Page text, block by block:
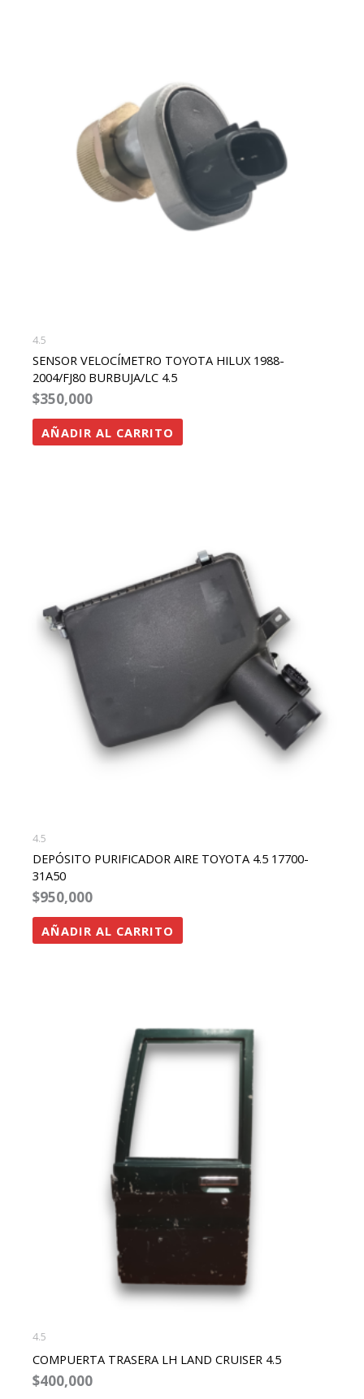
4.5
SENSOR VELOCÍMETRO TOYOTA HILUX 1988-
2004/FJ80 BURBUJA/LC 4.5
$350,000
AÑADIR AL CARRITO
4.5
DEPÓSITO PURIFICADOR AIRE TOYOTA 4.5 17700-
31A50
$950,000
AÑADIR AL CARRITO
4.5
COMPUERTA TRASERA LH LAND CRUISER 4.5
$400,000